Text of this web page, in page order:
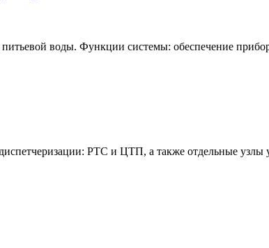
питьевой воды. Функции системы: обеспечение
РТС и ЦТП, а также отдельные узлы